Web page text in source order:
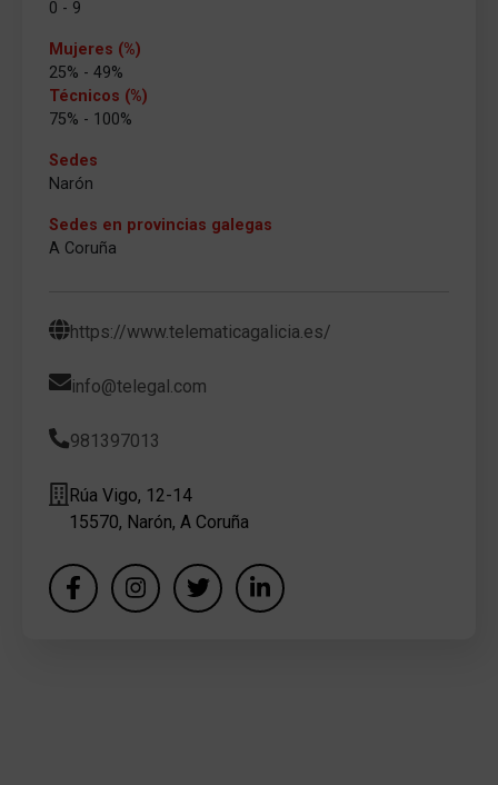
0 - 9
Mujeres (%)
25% - 49%
Técnicos (%)
75% - 100%
Sedes
Narón
Sedes en provincias galegas
A Coruña
https://www.telematicagalicia.es/
info@telegal.com
981397013
Rúa Vigo, 12-14
15570, Narón, A Coruña